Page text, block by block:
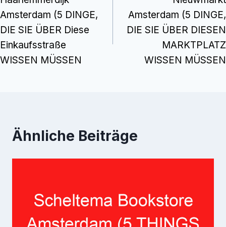
Navigation
Amsterdam (5 DINGE,
DIE SIE ÜBER Diese
Einkaufsstraße
WISSEN MÜSSEN
Amsterdam (5 DINGE,
DIE SIE ÜBER DIESEN
MARKTPLATZ
WISSEN MÜSSEN
Ähnliche Beiträge